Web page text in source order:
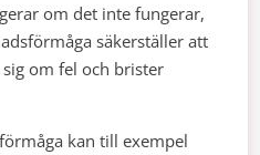
om det inte fungerar,
säkerställer att
om fel och brister
kan till exempel